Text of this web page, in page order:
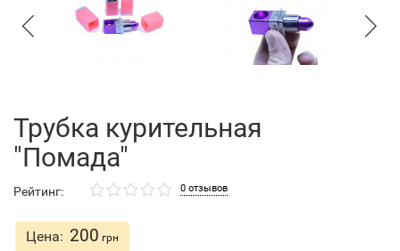
Трубка курительная
"Помада"
Рейтинг: 0 отзывов
Цена: 200 грн